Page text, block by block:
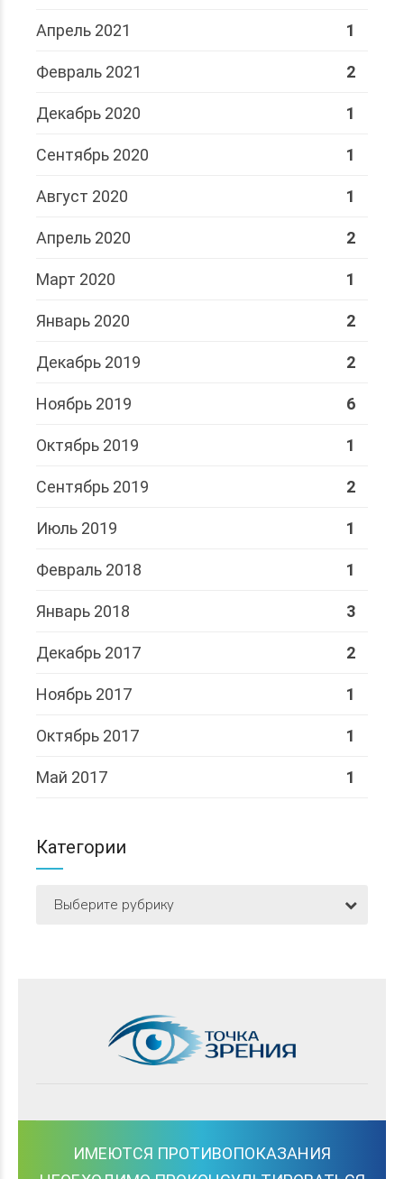
Апрель 2021 1
Февраль 2021 2
Декабрь 2020 1
Сентябрь 2020 1
Август 2020 1
Апрель 2020 2
Март 2020 1
Январь 2020 2
Декабрь 2019 2
Ноябрь 2019 6
Октябрь 2019 1
Сентябрь 2019 2
Июль 2019 1
Февраль 2018 1
Январь 2018 3
Декабрь 2017 2
Ноябрь 2017 1
Октябрь 2017 1
Май 2017 1
Категории
Выберите рубрику
ИМЕЮТСЯ ПРОТИВОПОКАЗАНИЯ